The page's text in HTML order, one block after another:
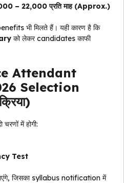
– ₹22,000 प्रति माह (Approx.)
भी मिलते हैं। यही कारण है कि
को लेकर candidates काफी
Attendant
Selection
में होगी:
Test
जिसका syllabus notification में